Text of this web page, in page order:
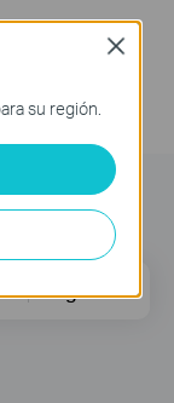
Regístrate
su región.
Close